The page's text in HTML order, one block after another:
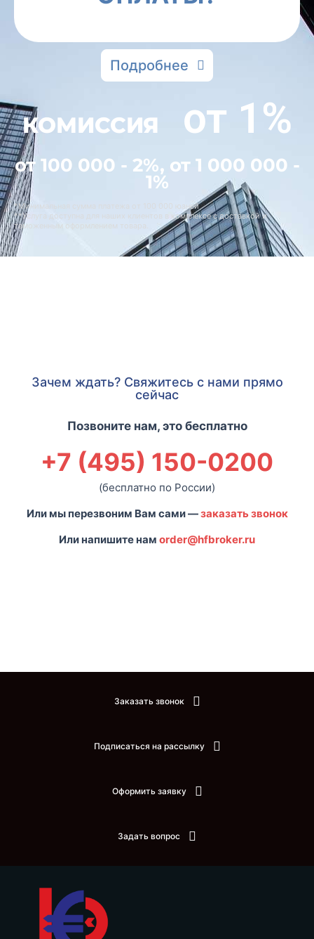
Подробнее
КОМИССИЯ от 1%
от 100 000 - 2%, от 1 000 000 -
1%
*Минимальная сумма платежа от 100 000 юаней
**Услуга доступна для наших клиентов в комплексе с доставкой и
таможенным оформлением товара.
Зачем ждать? Свяжитесь с нами прямо
сейчас
Позвоните нам, это бесплатно
+7 (495) 150-0200
(бесплатно по России)
Или мы перезвоним Вам сами —заказать звонок
Или напишите нам order@hfbroker.ru
Заказать звонок
Подписаться на рассылку
Оформить заявку
Задать вопрос